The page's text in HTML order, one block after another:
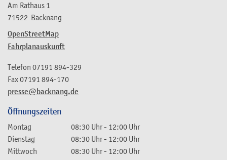
Am Rathaus 1
71522 Backnang
OpenStreetMap
Fahrplanauskunft
presse@backnang.de
Telefon 07191 894-329
Fax07191 894-170
Öffnungszeiten
Montag 08:30 Uhr- 12:00 Uhr
Dienstag
08:30 Uhr- 12:00 Uhr
Mittwoch
08:30 Uhr- 12:00 Uhr